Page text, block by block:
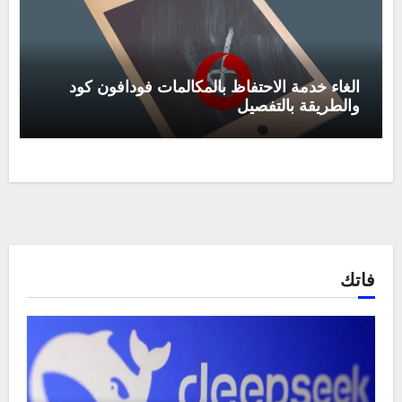
الغاء خدمة الاحتفاظ بالمكالمات فودافون كود
والطريقة بالتفصيل
فاتك